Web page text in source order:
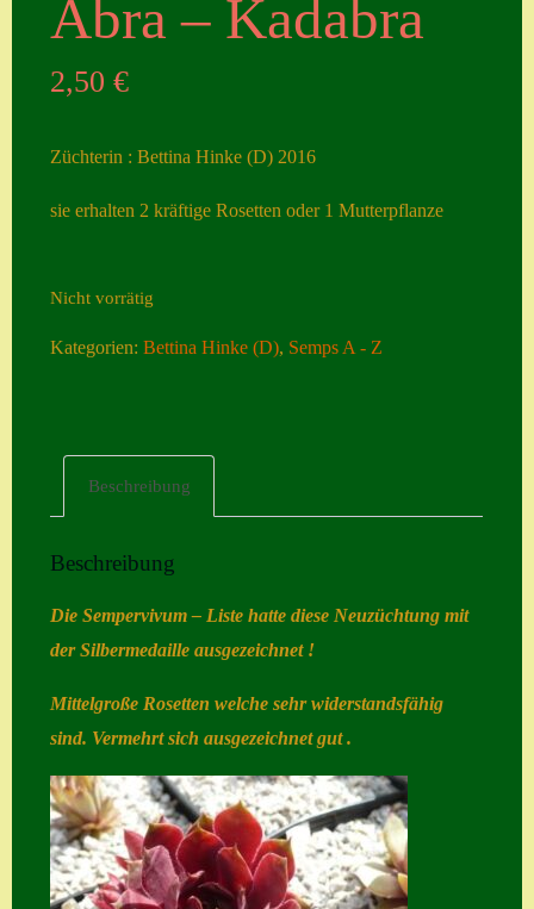
Seiten
ngen
Hostas
Kasse
Mein Konto
Naturformen
S. x nixonii
Abra – Kadabra
2,50€
Züchterin : Bettina Hinke (D) 2016
sie erhalten 2 kräftige Rosetten oder 1 Mutterpflanze
Nicht vorrätig
Kategorien:Bettina Hinke (D), Semps A - Z
Beschreibung
Beschreibung
Die Sempervivum – Liste hatte diese Neuzüchtung mit
der Silbermedaille ausgezeichnet !
Mittelgroße Rosetten welche sehr widerstandsfähig
sind. Vermehrt sich ausgezeichnet gut .